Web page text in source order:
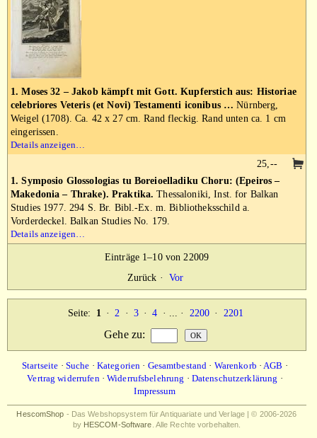
1. Moses 32 – Jakob kämpft mit Gott. Kupferstich aus: Historiae
celebriores Veteris (et Novi) Testamenti iconibus … Nürnberg,
Weigel (1708). Ca. 42 x 27 cm. Rand fleckig. Rand unten ca. 1 cm
eingerissen.
Details anzeigen…
1. Symposio Glossologias tu Boreioelladiku Choru: (Epeiros –
Makedonia – Thrake). Praktika. Thessaloniki, Inst. for Balkan
Studies 1977. 294 S. Br. Bibl.-Ex. m. Bibliotheksschild a.
Vorderdeckel. Balkan Studies No. 179.
Details anzeigen…
25,--
Einträge 1–10 von 22009
Zurück · Vor
Seite: 1 · 2 · 3 · 4 · ... · 2200 · 2201
Gehe zu:
Startseite · Suche · Kategorien · Gesamtbestand · Warenkorb ·AGB ·
Vertrag widerrufen·Widerrufsbelehrung · Datenschutzerklärung ·
Impressum
HescomShop - Das Webshopsystem für Antiquariate und Verlage | © 2006-2026
by HESCOM-Software . Alle Rechte vorbehalten.